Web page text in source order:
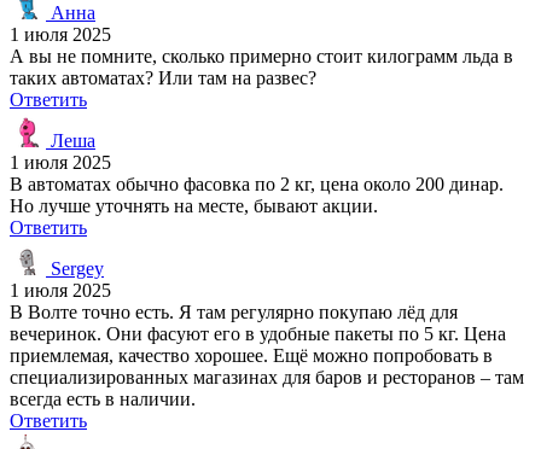
Анна
1 июля 2025
А вы не помните, сколько примерно стоит килограмм льда в
таких автоматах? Или там на развес?
Ответить
Леша
1 июля 2025
В автоматах обычно фасовка по 2 кг, цена около 200 динар.
Но лучше уточнять на месте, бывают акции.
Ответить
Sergey
1 июля 2025
В Волте точно есть. Я там регулярно покупаю лёд для
вечеринок. Они фасуют его в удобные пакеты по 5 кг. Цена
приемлемая, качество хорошее. Ещё можно попробовать в
специализированных магазинах для баров и ресторанов – там
всегда есть в наличии.
Ответить